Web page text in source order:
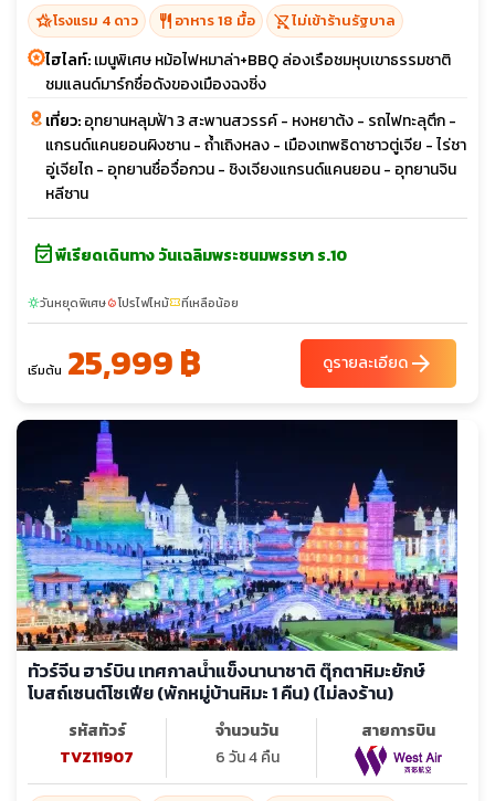
hotel_classโรงแรม 4 ดาว restaurant อาหาร 18 มื้อ shopping_cart_offไม่เข้าร้านรัฐบาล
ไฮไลท์:เมนูพิเศษ หม้อไฟหมาล่า+BBQ ล่องเรือชมหุบเขาธรรมชาติ
ชมแลนด์มาร์กชื่อดังของเมืองฉงชิ่ง
เที่ยว:อุทยานหลุมฟ้า 3 สะพานสวรรค์ - หงหยาต้ง - รถไฟทะลุตึก -
แกรนด์แคนยอนผิงซาน - ถ้ำเถิงหลง - เมืองเทพธิดาชาวตู่เจีย - ไร่ชา
อู่เจียไถ - อุทยานชื่อจื่อกวน - ชิงเจียงแกรนด์แคนยอน - อุทยานจิน
หลีซาน
event_availableพีเรียดเดินทาง วันเฉลิมพระชนมพรรษา ร.10
sunnyวันหยุดพิเศษlocal_fire_departmentโปรไฟไหม้confirmation_numberที่เหลือน้อย
เริ่มต้น 25,999 ฿ ดูรายละเอียดarrow_forward
ทัวร์จีน ฮาร์บิน เทศกาลน้ำแข็งนานาชาติ ตุ๊กตาหิมะยักษ์
โบสถ์เซนต์โซเฟีย (พักหมู่บ้านหิมะ 1 คืน) (ไม่ลงร้าน)
รหัสทัวร์
TVZ11907
จำนวนวัน
6 วัน 4 คืน
สายการบิน